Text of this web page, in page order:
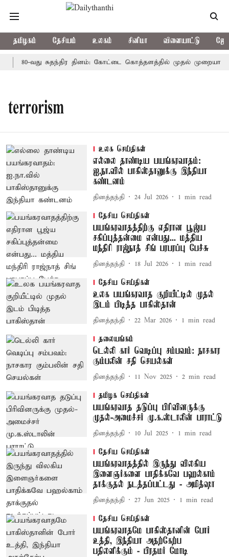
தமிழகம் தேசியம் உலகம் சினிமா விளையாட்டு
80-வது சுதந்திர தினம்: கோட்டை கொத்தளத்தில் முதல் முறையாக
terrorism
உலக செய்திகள்
எல்லை தாண்டிய பயங்கரவாதம்:
ஐ.நா.வில் பாகிஸ்தானுக்கு இந்தியா
கண்டனம்
தினத்தந்தி 24 Jul 2026 1 min read
தேசிய செய்திகள்
பயங்கரவாதத்திற்கு எதிரான பூஜ்ய
சகிப்புத்தன்மை என்பது... மத்திய
மந்திரி ராஜ்நாத் சிங் பரபரப்பு பேச்சு
தினத்தந்தி 18 Jul 2026 1 min read
தேசிய செய்திகள்
உலக பயங்கரவாத குறியீட்டில் முதல்
இடம் பிடித்த பாகிஸ்தான்
தினத்தந்தி 22 Mar 2026 1 min read
தலையங்கம்
டெல்லி கார் வெடிப்பு சம்பவம்: நாசகார
கும்பலின் சதி செயல்கள்
தினத்தந்தி 11 Nov 2025 2 min read
தமிழக செய்திகள்
பயங்கரவாத தடுப்பு பிரிவினருக்கு
முதல்-அமைச்சர் மு.க.ஸ்டாலின் பாராட்டு
தினத்தந்தி 10 Jul 2025 1 min read
தேசிய செய்திகள்
பயங்கரவாதத்தில் இருந்து விலகிய
இளைஞர்களை பாதிக்கவே பஹல்காம்
தாக்குதல் நடத்தப்பட்டது - அமித்ஷா
தினத்தந்தி 27 Jun 2025 1 min read
தேசிய செய்திகள்
பயங்கரவாதமே பாகிஸ்தானின் போர்
உத்தி, இந்தியா அதற்கேற்ப
பதிலளிக்கும் - பிரதமர் மோடி